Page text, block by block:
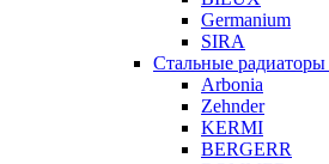
Germanium
SIRA
Стальные радиаторы
Arbonia
Zehnder
KERMI
BERGERR